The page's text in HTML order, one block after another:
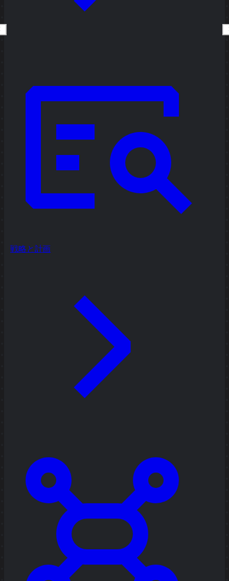
戦略と計画